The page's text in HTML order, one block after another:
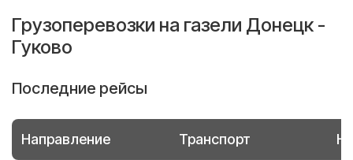
Грузоперевозки на газели Донецк -
Гуково
Последние рейсы
Направление Транспорт